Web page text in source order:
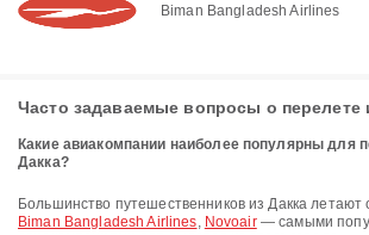
Biman Bangladesh Airlines
Часто задаваемые вопросы о перелете
Какие авиакомпании наиболее популярны для
Дакка?
Большинство путешественников из Дакка летают
Biman Bangladesh Airlines, Novoair— самыми